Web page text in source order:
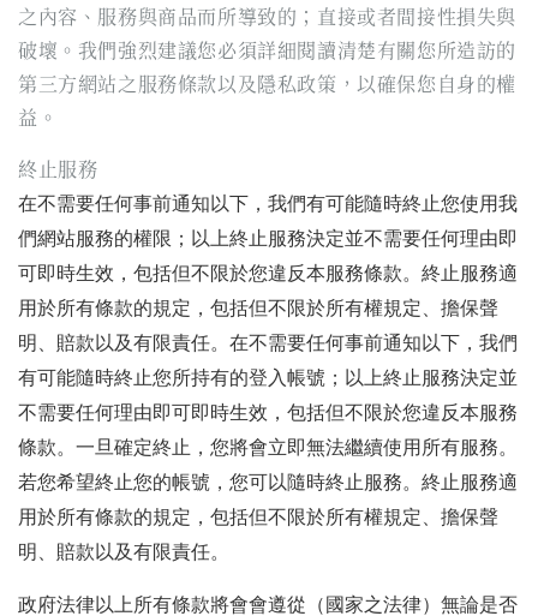
之內容、服務與商品而所導致的；直接或者間接性損失與
破壞。我們強烈建議您必須詳細閱讀清楚有關您所造訪的
第三方網站之服務條款以及隱私政策，以確保您自身的權
益。
終止服務
在不需要任何事前通知以下，我們有可能隨時終止您使用我
們網站服務的權限；以上終止服務決定並不需要任何理由即
可即時生效，包括但不限於您違反本服務條款。終止服務適
用於所有條款的規定，包括但不限於所有權規定、擔保聲
明、賠款以及有限責任。在不需要任何事前通知以下，我們
有可能隨時終止您所持有的登入帳號；以上終止服務決定並
不需要任何理由即可即時生效，包括但不限於您違反本服務
條款。一旦確定終止，您將會立即無法繼續使用所有服務。
若您希望終止您的帳號，您可以隨時終止服務。終止服務適
用於所有條款的規定，包括但不限於所有權規定、擔保聲
明、賠款以及有限責任。
政府法律以上所有條款將會會遵從（國家之法律）無論是否